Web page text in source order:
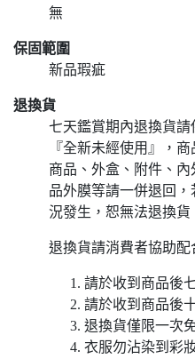
無
保固範圍
新品瑕疵
退換貨
七天鑑賞期內退換貨
『全新未經使用』，
商品、外盒、附件、
品外膜等請一併退回
況發生，恕無法退換貨
退換貨請消費者協助配
請於收到商品後
請於收到商品後
退換貨僅限一次
衣服勿沾染到彩